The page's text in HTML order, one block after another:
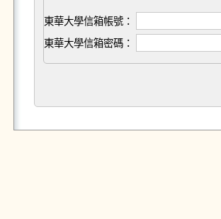
東華大學信箱帳號：
東華大學信箱密碼：